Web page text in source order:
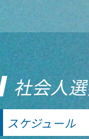
社会人
スケジュール